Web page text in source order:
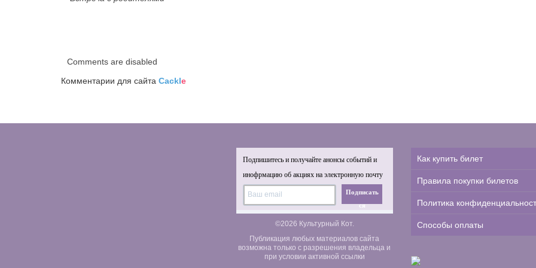
Comments are disabled
Комментарии для сайта Cackle
Подпишитесь и получайте анонсы событий и
инофрмацию об акциях на электронную почту
Подписать
ся
©2026 Культурный Кот.
Публикация любых материалов сайта
возможна только с разрешения владельца и
при условии активной ссылки
Как купить билет
Правила покупки билетов
Политика
Способы оплаты